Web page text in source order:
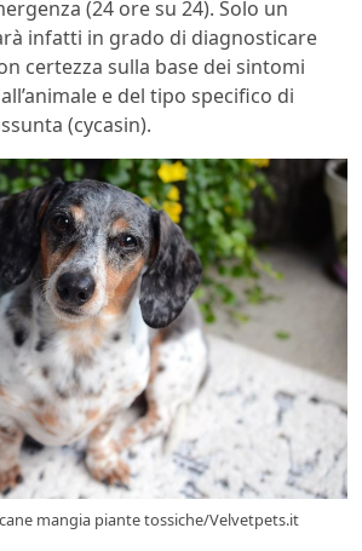
(24 ore su 24). Solo un
infatti in grado di diagnosticare
certezza sulla base dei sintomi
e del tipo specifico di
(cycasin).
cane mangia piante tossiche/Velvetpets.it